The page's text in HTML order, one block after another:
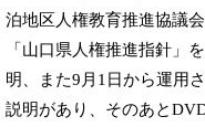
泊地区人権教育推進協議
「山口県人権推進指針」
明、また9月1日から運用
説明があり、そのあと